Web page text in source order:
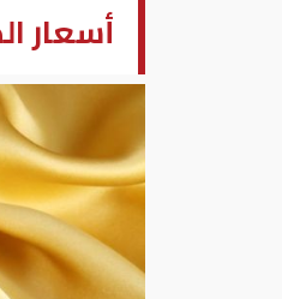
أسعار